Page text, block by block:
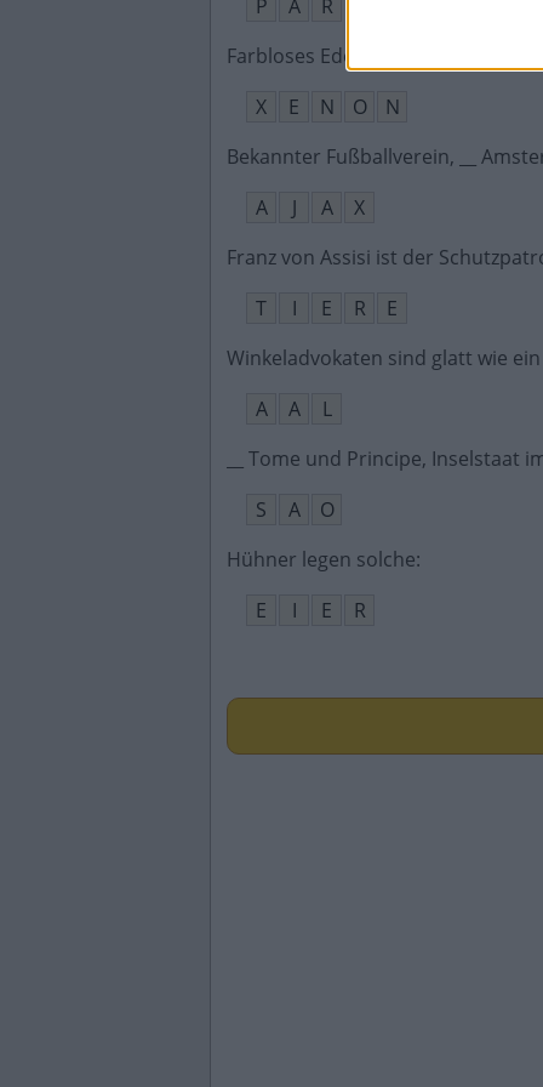
P
A
R
Farbloses Edelgas
X
E N O
N
Bekannter Fußballverein, __
A
J A
X
Franz von Assisi ist der
T
I E R
E
Winkeladvokaten sind glatt wie
A
A
L
__ Tome und Principe, Inselstaat
S
A
O
Hühner legen solche:
E
I E R